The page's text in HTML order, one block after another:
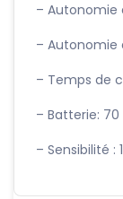
– Autonomie
– Autonomie
– Temps de
– Batterie:
– Sensibilité :